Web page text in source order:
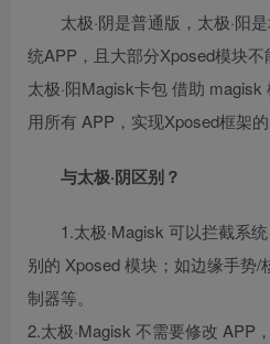
太极·阴是普通版，太极·阳
统APP，且大部分Xposed模块
太极·阳Magisk卡包 借助
用所有 APP，实现Xposed框架的
与太极·阴区别？
1.太极·Magisk 可以拦截系
别的 Xposed 模块；如边缘手势/
制器等。
2.太极·Magisk 不需要修改 APP